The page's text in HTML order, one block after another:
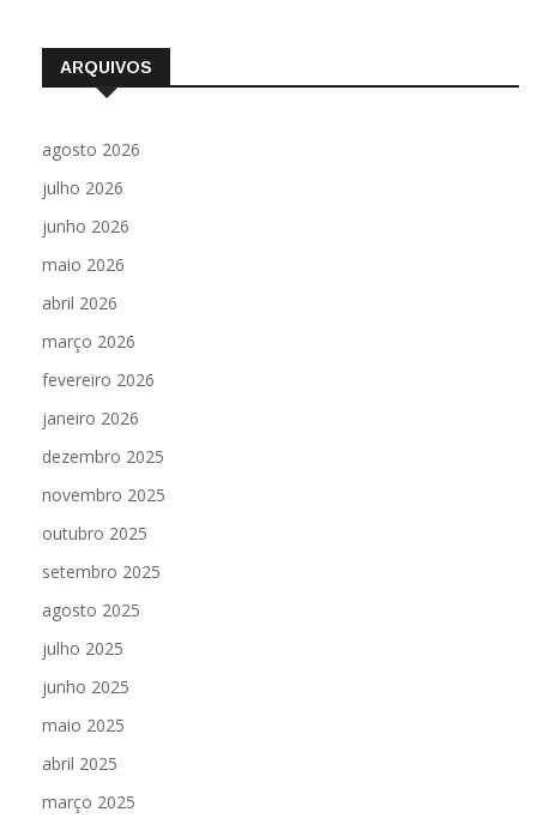
ARQUIVOS
agosto 2026
julho 2026
junho 2026
maio 2026
abril 2026
março 2026
fevereiro 2026
janeiro 2026
dezembro 2025
novembro 2025
outubro 2025
setembro 2025
agosto 2025
julho 2025
junho 2025
maio 2025
abril 2025
março 2025